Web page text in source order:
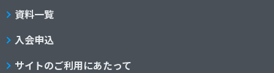
資料一覧
入会申込
サイトのご利用にあたって